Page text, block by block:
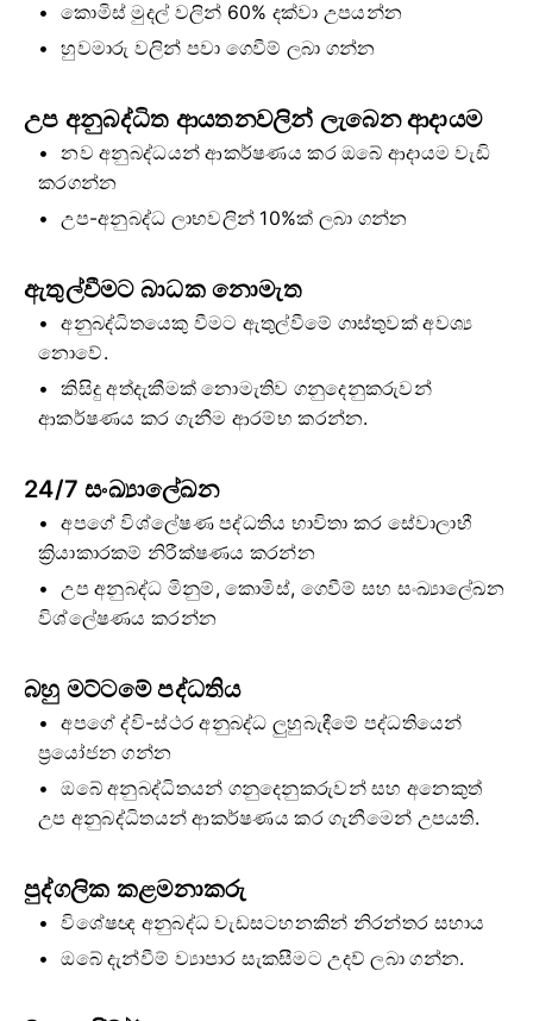
කොමිස් මුදල් වලින් 60% දක්වා උපයන්න
හුවමාරු වලින් පවා ගෙවීම් ලබා ගන්න
උප අනුබද්ධිත ආයතනවලින් ලැබෙන ආදායම
නව අනුබද්ධයන් ආකර්ෂණය කර ඔබේ ආදායම වැඩි
කරගන්න
උප-අනුබද්ධ ලාභවලින් 10%ක් ලබා ගන්න
ඇතුල්වීමට බාධක නොමැත
අනුබද්ධිතයෙකු වීමට ඇතුල්වීමේ ගාස්තුවක් අවශ්‍ය
නොවේ.
කිසිදු අත්දැකීමක් නොමැතිව ගනුදෙනුකරුවන්
ආකර්ෂණය කර ගැනීම ආරම්භ කරන්න.
24/7 සංඛ්‍යාලේඛන
අපගේ විශ්ලේෂණ පද්ධතිය භාවිතා කර සේවාලාභී
ක්‍රියාකාරකම් නිරීක්ෂණය කරන්න
උප අනුබද්ධ මිනුම්, කොමිස්, ගෙවීම් සහ සංඛ්‍යාලේඛන
විශ්ලේෂණය කරන්න
බහු මට්ටමේ පද්ධතිය
අපගේ ද්වි-ස්ථර අනුබද්ධ ලුහුබැඳීමේ පද්ධතියෙන්
ප්‍රයෝජන ගන්න
ඔබේ අනුබද්ධිතයන් ගනුදෙනුකරුවන් සහ අනෙකුත්
උප අනුබද්ධිතයන් ආකර්ෂණය කර ගැනීමෙන් උපයති.
පුද්ගලික කළමනාකරු
විශේෂඥ අනුබද්ධ වැඩසටහනකින් නිරන්තර සහාය
ඔබේ දැන්වීම් ව්‍යාපාර සැකසීමට උදව් ලබා ගන්න.